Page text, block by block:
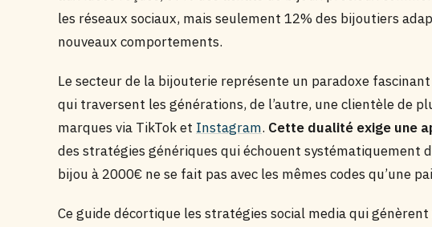
les réseaux sociaux, mais seulement 12% des bijoutiers
nouveaux comportements.
Le secteur de la bijouterie représente un paradoxe
qui traversent les générations, de l’autre, une clientèle de
marques via TikTok et Instagram. Cette dualité exige une
des stratégies génériques qui échouent systématiquement
bijou à 2000€ ne se fait pas avec les mêmes codes qu’une
Ce guide décortique les stratégies social media qui